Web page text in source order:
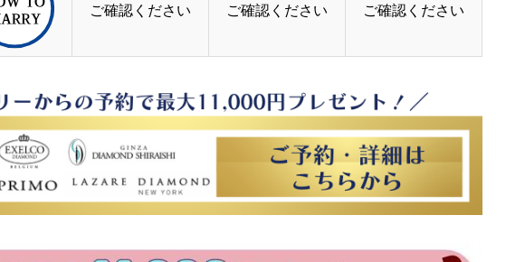
ご確認ください
ご確認ください
ご確認ください